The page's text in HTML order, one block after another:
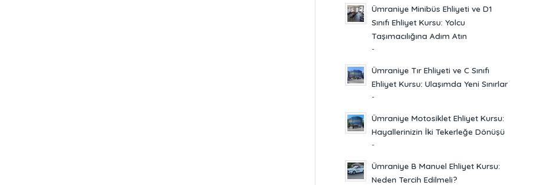
Ümraniye Minibüs Ehliyeti ve D1
Sınıfı Ehliyet Kursu: Yolcu
Taşımacılığına Adım Atın
-
Ümraniye Tır Ehliyeti ve C Sınıfı
Ehliyet Kursu: Ulaşımda Yeni Sınırlar
-
Ümraniye Motosiklet Ehliyet Kursu:
Hayallerinizin İki Tekerleğe Dönüşü
-
Ümraniye B Manuel Ehliyet Kursu:
Neden Tercih Edilmeli?